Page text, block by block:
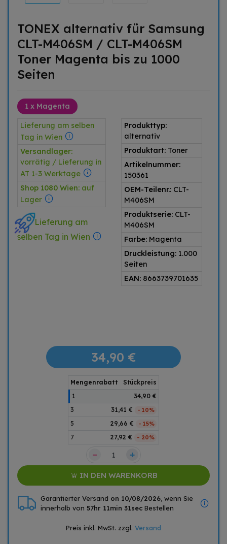
TONEX alternativ für Samsung
CLT-M406SM / CLT-M406SM
Toner Magenta bis zu 1000
Seiten
1 x Magenta
Lieferung am selben
Tag in Wien
Versandlager:
vorrätig / Lieferung in
AT 1-3 Werktage
Shop 1080 Wien: auf
Lager
Lieferung am
selben Tag in Wien
Produkttyp:
alternativ
Produktart: Toner
Artikelnummer:
150361
OEM-Teilenr.: CLT-
M406SM
Produktserie: CLT-
M406SM
Farbe: Magenta
Druckleistung: 1.000
Seiten
EAN: 8663739701635
34,90 €
Mengenrabatt
Stückpreis
1
34,90 €
3
31,41 € - 10%
5 29,66 € - 15%
7 27,92 € - 20%
– +
IN DEN WARENKORB
Garantierter Versand on 10/08/2026, wenn Sie
innerhalb von 57hr 11min 31sec Bestellen
Preis inkl. MwSt. zzgl. Versand